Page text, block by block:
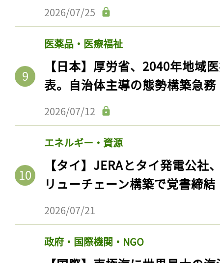
2026/07/25
医薬品・医療福祉
【日本】厚労省、2040年地域
表。自治体主導の態勢構築急務
2026/07/12
エネルギー・資源
【タイ】JERAとタイ発電公社
リューチェーン構築で覚書締結
2026/07/21
政府・国際機関・NGO